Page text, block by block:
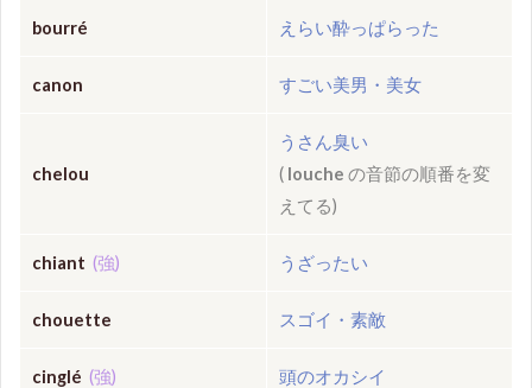
bourré えらい酔っぱらった
canon すごい美男・美女
chelou
うさん臭い
( louche の音節の順番を変
えてる)
chiant (強) うざったい
chouette スゴイ・素敵
cinglé (強) 頭のオカシイ